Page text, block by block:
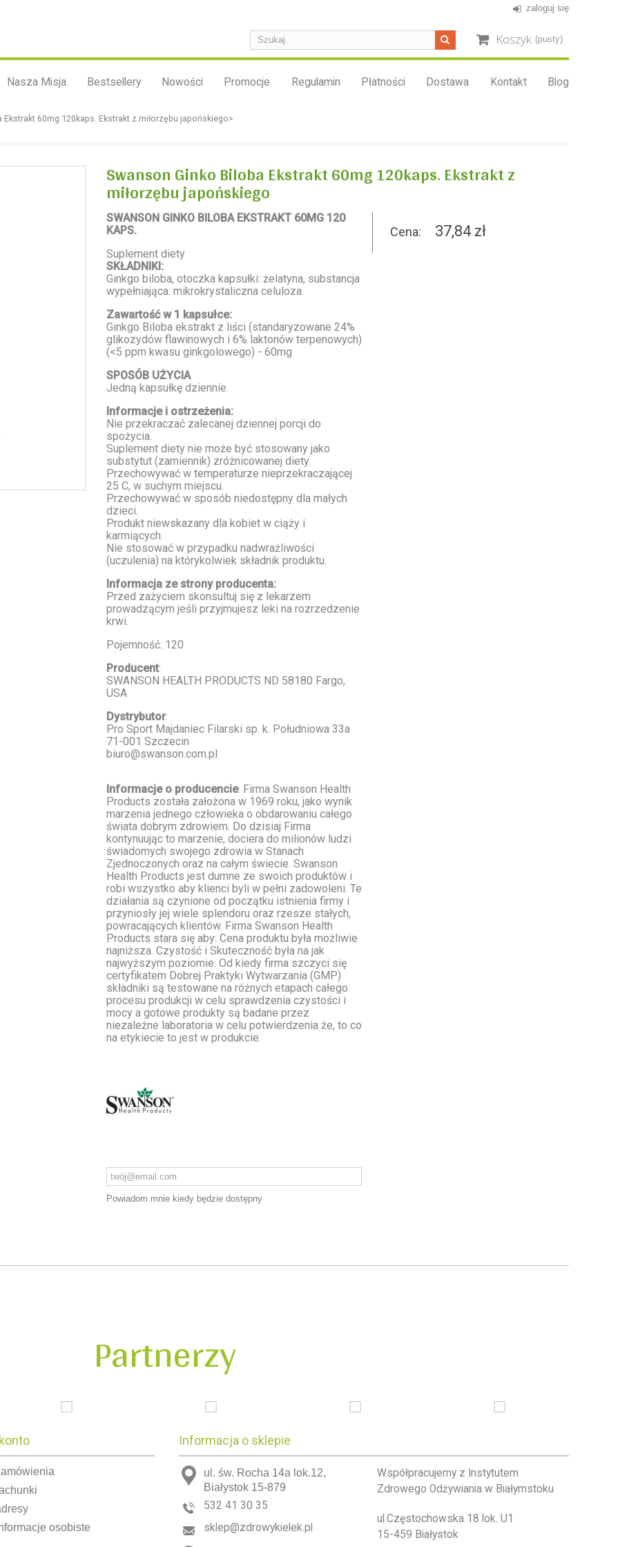
zaloguj się
Koszyk (pusty)
Nasza Misja Bestsellery Nowości Promocje Regulamin Płatności Dostawa Kontakt Blog
Ekstrakt 60mg 120kaps. Ekstrakt z miłorzębu japońskiego>
Swanson Ginko Biloba Ekstrakt 60mg 120kaps. Ekstrakt z
miłorzębu japońskiego
SWANSON GINKO BILOBA EKSTRAKT 60MG 120
KAPS.
Suplement diety
SKŁADNIKI:
Ginkgo biloba, otoczka kapsułki: żelatyna, substancja
wypełniająca: mikrokrystaliczna celuloza.
Zawartość w 1 kapsułce:
Ginkgo Biloba ekstrakt z liści (standaryzowane 24%
glikozydów flawinowych i 6% laktonów terpenowych)
(<5 ppm kwasu ginkgolowego) - 60mg
SPOSÓB UŻYCIA
Jedną kapsułkę dziennie.
Informacje i ostrzeżenia:
Nie przekraczać zalecanej dziennej porcji do
spożycia.
Suplement diety nie może być stosowany jako
substytut (zamiennik) zróżnicowanej diety.
Przechowywać w temperaturze nieprzekraczającej
25 C, w suchym miejscu.
Przechowywać w sposób niedostępny dla małych
dzieci.
Produkt niewskazany dla kobiet w ciąży i
karmiących.
Nie stosować w przypadku nadwrażliwości
(uczulenia) na którykolwiek składnik produktu.
Informacja ze strony producenta:
Przed zażyciem skonsultuj się z lekarzem
prowadzącym jeśli przyjmujesz leki na rozrzedzenie
krwi.
Pojemność: 120
Producent:
SWANSON HEALTH PRODUCTS ND 58180 Fargo,
USA
Dystrybutor:
Pro Sport Majdaniec Filarski sp. k. Południowa 33a
71-001 Szczecin
biuro@swanson.com.pl
Informacje o producencie: Firma Swanson Health
Products została założona w 1969 roku, jako wynik
marzenia jednego człowieka o obdarowaniu całego
świata dobrym zdrowiem. Do dzisiaj Firma
kontynuując to marzenie, dociera do milionów ludzi
świadomych swojego zdrowia w Stanach
Zjednoczonych oraz na całym świecie. Swanson
Health Products jest dumne ze swoich produktów i
robi wszystko aby klienci byli w pełni zadowoleni. Te
działania są czynione od początku istnienia firmy i
przyniosły jej wiele splendoru oraz rzesze stałych,
powracających klientów. Firma Swanson Health
Products stara się aby: Cena produktu była możliwie
najniższa. Czystość i Skuteczność była na jak
najwyższym poziomie. Od kiedy firma szczyci się
certyfikatem Dobrej Praktyki Wytwarzania (GMP)
składniki są testowane na różnych etapach całego
procesu produkcji w celu sprawdzenia czystości i
mocy a gotowe produkty są badane przez
niezależne laboratoria w celu potwierdzenia że, to co
na etykiecie to jest w produkcie.
Powiadom mnie kiedy będzie dostępny
Cena: 37,84 zł
Partnerzy
osobiste
Informacja o sklepie
ul. św. Rocha 14a lok.12,
Białystok 15-879
532 41 30 35
sklep@zdrowykielek.pl
Współpracujemy z Instytutem
Zdrowego Odżywiania w Białymstoku
ul.Częstochowska 18 lok. U1
15-459 Białystok